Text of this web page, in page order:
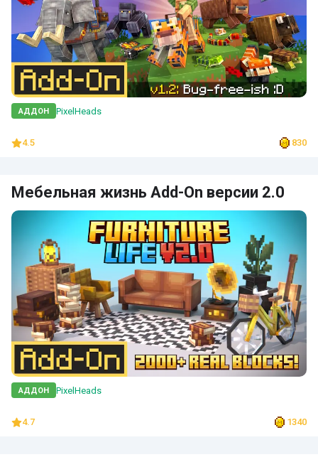
АДДОН PixelHeads
4.5 830
Мебельная жизнь Add-On версии 2.0
АДДОН PixelHeads
4.7 1340